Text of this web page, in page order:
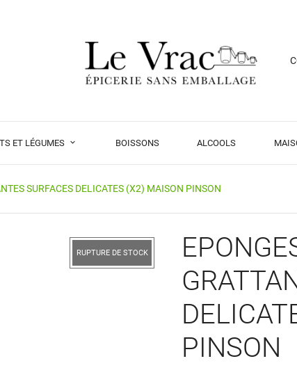
ET LÉGUMES BOISSONS ALCOOLS
SURFACES DELICATES (X2) MAISON PINSON
RUPTURE DE STOCK
PINSON